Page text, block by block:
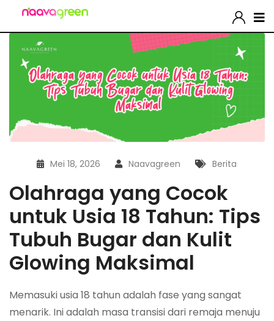
Mei 18, 2026 Naavagreen Berita
Olahraga yang Cocok
untuk Usia 18 Tahun: Tips
Tubuh Bugar dan Kulit
Glowing Maksimal
Memasuki usia 18 tahun adalah fase yang sangat
menarik. Ini adalah masa transisi dari remaja menuju